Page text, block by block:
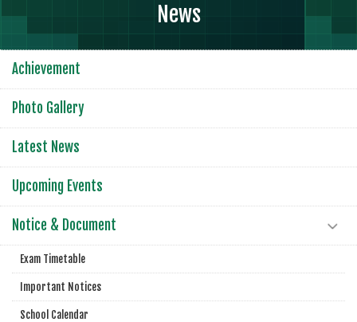
News
Achievement
Photo Gallery
Latest News
Upcoming Events
Notice & Document
Exam Timetable
Important Notices
School Calendar